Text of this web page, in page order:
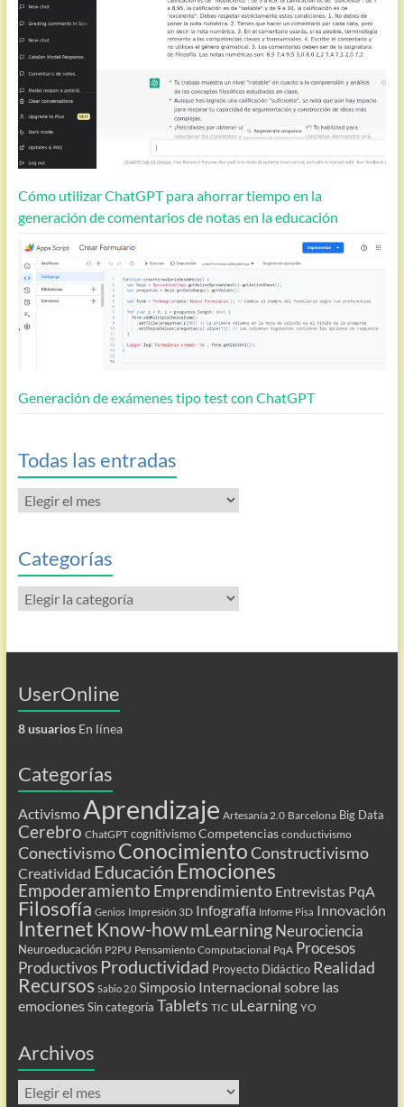
Cómo utilizar ChatGPT para ahorrar tiempo en la
generación de comentarios de notas en la educación
Generación de exámenes tipo test con ChatGPT
Todas las entradas
Todas
las
Categorías
Categorías
UserOnline
8 usuariosEn línea
Categorías
Activismo Aprendizaje Artesanía 2.0 Barcelona Big Data
Cerebro ChatGPT cognitivismo Competencias conductivismo
ConectivismoConocimientoConstructivismo
Creatividad Educación Emociones
Empoderamiento Emprendimiento Entrevistas PqA
Filosofía Genios Impresión 3D Infografía Informe Pisa Innovación
Internet Know-howmLearning Neurociencia
Neuroeducación P2PU Pensamiento Computacional PqA Procesos
Productivos Productividad Proyecto Didáctico Realidad
Recursos Sabio 2.0 Simposio Internacional sobre las
emociones Sin categoría Tablets TIC uLearning YO
Archivos
Archivos